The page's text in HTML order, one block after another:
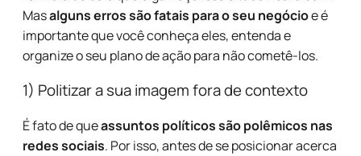
Masalguns erros são fatais para o seu negócioe é
importante que você conheça eles, entenda e
organize o seu plano de ação para não cometê-los.
1) Politizar a sua imagem fora de contexto
É fato de queassuntos políticos são polêmicos nas
redes sociais. Por isso, antes de se posicionar acerca